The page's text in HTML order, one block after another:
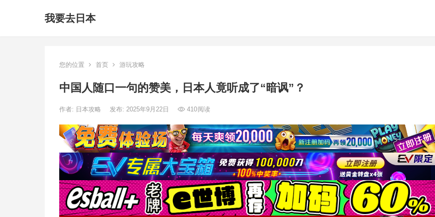
我要去日本
您的位置 首页 游玩攻略
中国人随口一句的赞美，日本人竟听成了“暗讽”？
作者: 日本攻略 发布: 2025年9月22日 410阅读